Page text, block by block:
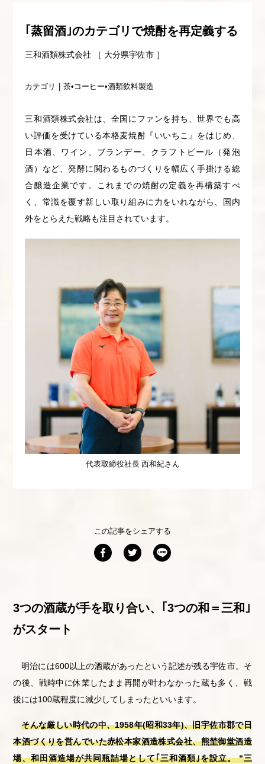
｢蒸留酒｣のカテゴリで焼酎を再定義する
三和酒類株式会社 ［ 大分県宇佐市 ］
カテゴリ 茶•コーヒー•酒類飲料製造
三和酒類株式会社は、全国にファンを持ち、世界でも高
い評価を受けている本格麦焼酎『いいちこ』をはじめ、
日本酒、ワイン、ブランデー、クラフトビール（発泡
酒）など、発酵に関わるものづくりを幅広く手掛ける総
合醸造企業です。これまでの焼酎の定義を再構築すべ
く、常識を覆す新しい取り組みに力をいれながら、国内
外をとらえた戦略も注目されています。
代表取締役社長 西和紀さん
この記事をシェアする
3つの酒蔵が手を取り合い、｢3つの和＝三和｣
がスタート
明治には600以上の酒蔵があったという記述が残る宇佐市。そ
の後、戦時中に休業したまま再開が叶わなかった蔵も多く、戦
後には100蔵程度に減少してしまったといいます。
そんな厳しい時代の中、1958年(昭和33年)、旧宇佐市郡で日
本酒づくりを営んでいた赤松本家酒造株式会社、熊埜御堂酒造
場、和田酒造場が共同瓶詰場として｢三和酒類｣を設立。 “三